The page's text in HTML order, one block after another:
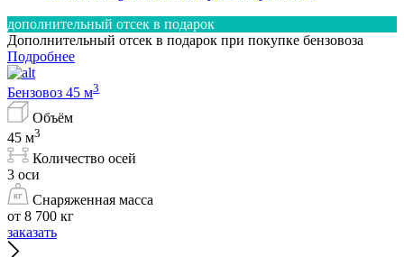
дополнительный отсек в подарок
Дополнительный отсек в подарок при покупке бензовоза
Подробнее
Бензовоз 45 м3
Объём
45 м3
Количество осей
3 оси
Снаряженная масса
от 8 700 кг
заказать